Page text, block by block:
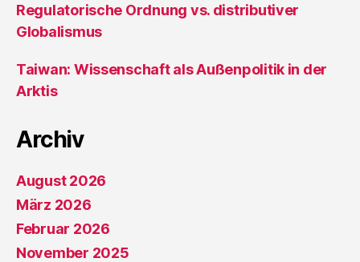
Regulatorische Ordnung vs. distributiver
Globalismus
Taiwan: Wissenschaft als Außenpolitik in der
Arktis
Archiv
August 2026
März 2026
Februar 2026
November 2025